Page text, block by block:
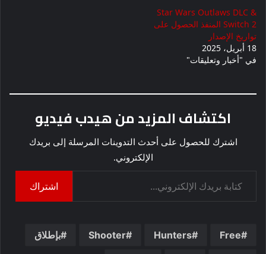
Star Wars Outlaws DLC &
Switch 2 المنفذ الحصول على
تواريخ الإصدار
18 أبريل، 2025
في "أخبار وتعليقات"
اكتشاف المزيد من هيدب فيديو
اشترك للحصول على أحدث التدوينات المرسلة إلى بريدك
الإلكتروني.
اشتراك
Free
Hunters
Shooter بإطلاق